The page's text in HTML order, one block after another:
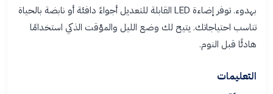
بهدوء. توفر إضاءة LED القابلة للتعديل أجواءً دافئة أو نابضة بالحياة
تناسب احتياجاتك. يتيح لك وضع الليل والمؤقت الذكي استخدامًا
هادئًا قبل النوم.
التعليمات